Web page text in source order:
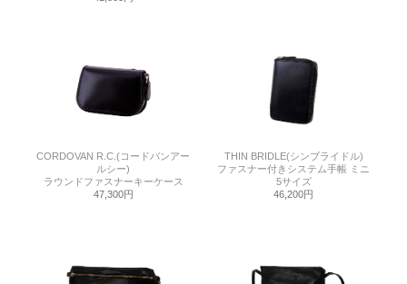
CORDOVAN R.C.(コードバンアー
ルシー)
ラウンドファスナーキーケース
47,300円
THIN BRIDLE(シンブライドル)
ファスナー付きシステム手帳 ミニ
5サイズ
46,200円